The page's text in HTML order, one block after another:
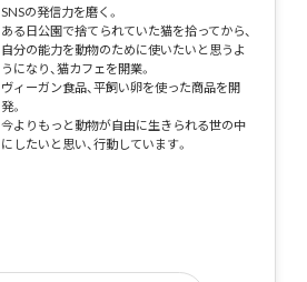
SNSの発信力を磨く。
ある日公園で捨てられていた猫を拾ってから、
自分の能力を動物のために使いたいと思うよ
うになり、猫カフェを開業。
ヴィーガン食品、平飼い卵を使った商品を開
発。
今よりもっと動物が自由に生きられる世の中
にしたいと思い、行動しています。